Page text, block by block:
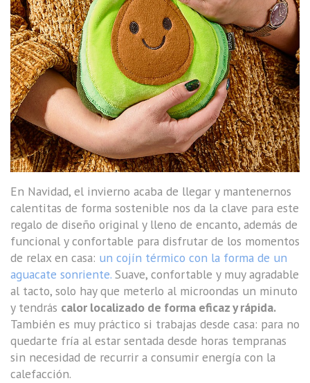
En Navidad, el invierno acaba de llegar y mantenernos
calentitas de forma sostenible nos da la clave para este
regalo de diseño original y lleno de encanto, además de
funcional y confortable para disfrutar de los momentos
de relax en casa: un cojín térmico con la forma de un
aguacate sonriente. Suave, confortable y muy agradable
al tacto, solo hay que meterlo al microondas un minuto
y tendrás calor localizado de forma eficaz y rápida.
También es muy práctico si trabajas desde casa: para no
quedarte fría al estar sentada desde horas tempranas
sin necesidad de recurrir a consumir energía con la
calefacción.